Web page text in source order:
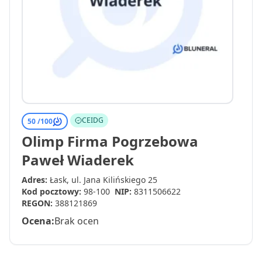
50 /100 CEIDG
Olimp Firma Pogrzebowa
Paweł Wiaderek
Adres: Łask, ul. Jana Kilińskiego 25
Kod pocztowy: 98-100 NIP: 8311506622
REGON: 388121869
Ocena:Brak ocen